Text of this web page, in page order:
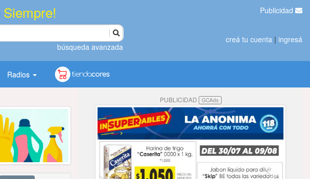
Siempre!
búsqueda avanzada
Publicidad
creá tu cuenta | ingresá
Radios
PUBLICIDAD GCAds